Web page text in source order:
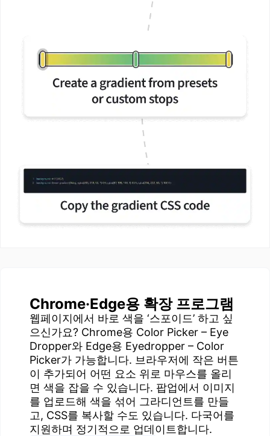
Chrome·Edge용 확장 프로그램
웹페이지에서 바로 색을 ‘스포이드’ 하고 싶
으신가요? Chrome용 Color Picker – Eye
Dropper와 Edge용 Eyedropper – Color
Picker가 가능합니다. 브라우저에 작은 버튼
이 추가되어 어떤 요소 위로 마우스를 올리
면 색을 잡을 수 있습니다. 팝업에서 이미지
를 업로드해 색을 섞어 그라디언트를 만들
고, CSS를 복사할 수도 있습니다. 다국어를
지원하며 정기적으로 업데이트합니다.